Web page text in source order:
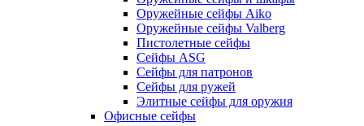
Оружейные сейфы Aiko
Оружейные сейфы Valberg
Пистолетные сейфы
Сейфы ASG
Сейфы для патронов
Сейфы для ружей
Элитные сейфы для оружия
Офисные сейфы